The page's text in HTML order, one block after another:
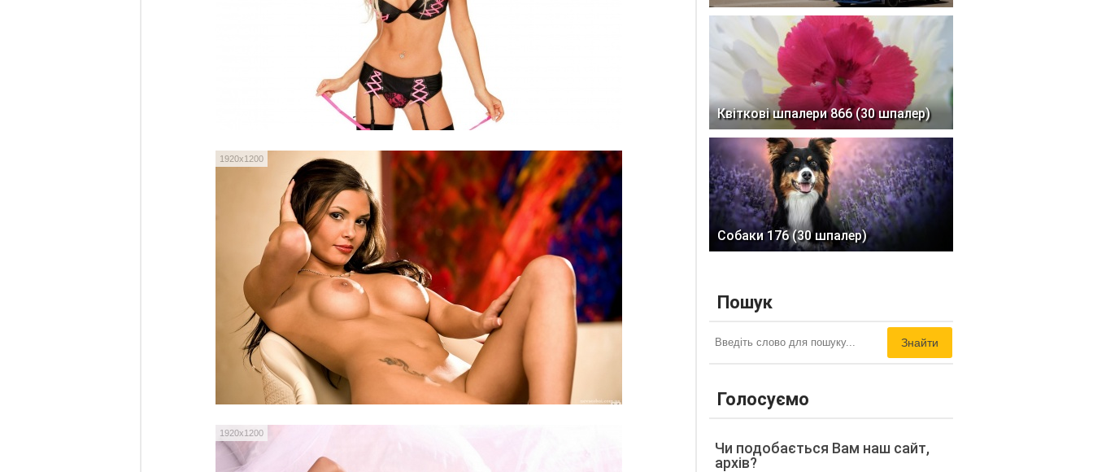
1920x1200
1920x1200
Квіткові шпалери 866 (30 шпалер)
Собаки 176 (30 шпалер)
Пошук
Знайти
Голосуємо
Чи подобається Вам наш сайт,
архів?